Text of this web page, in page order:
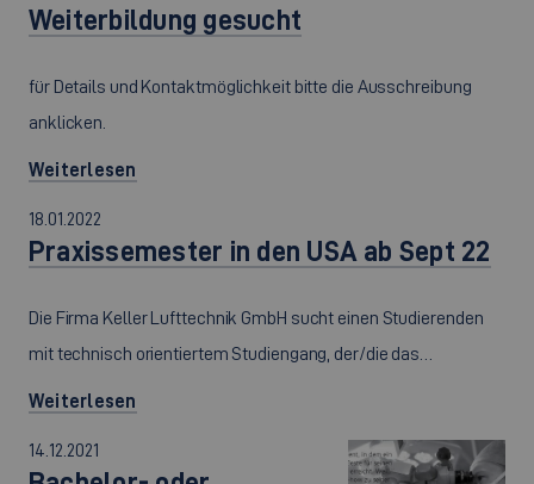
Weiterbildung gesucht
für Details und Kontaktmöglichkeit bitte die Ausschreibung
anklicken.
Weiterlesen
18.01.2022
Praxissemester in den USA ab Sept 22
Die Firma Keller Lufttechnik GmbH sucht einen Studierenden
mit technisch orientiertem Studiengang, der/die das…
Weiterlesen
14.12.2021